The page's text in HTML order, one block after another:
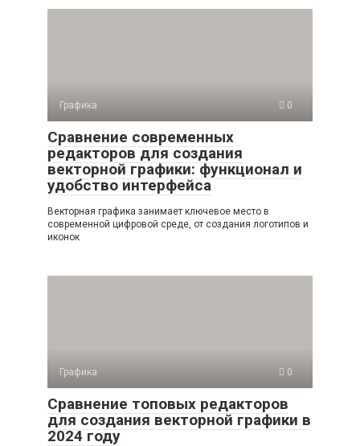
Графика 0
Сравнение современных
редакторов для создания
векторной графики: функционал и
удобство интерфейса
Векторная графика занимает ключевое место в
современной цифровой среде, от создания логотипов и
иконок
Графика 0
Сравнение топовых редакторов
для создания векторной графики в
2024 году